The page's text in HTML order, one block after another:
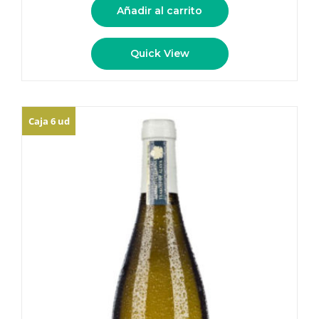
Añadir al carrito
Quick View
Caja 6 ud